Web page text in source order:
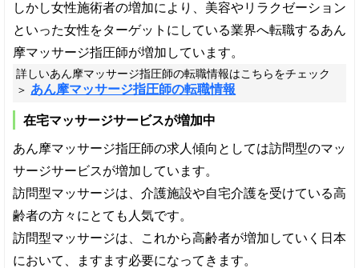
しかし女性施術者の増加により、美容やリラクゼーション
といった女性をターゲットにしている業界へ転職するあん
摩マッサージ指圧師が増加しています。
詳しいあん摩マッサージ指圧師の転職情報はこちらをチェック
＞ あん摩マッサージ指圧師の転職情報
在宅マッサージサービスが増加中
あん摩マッサージ指圧師の求人傾向としては訪問型のマッ
サージサービスが増加しています。
訪問型マッサージは、介護施設や自宅介護を受けている高
齢者の方々にとても人気です。
訪問型マッサージは、これから高齢者が増加していく日本
において、ますます必要になってきます。